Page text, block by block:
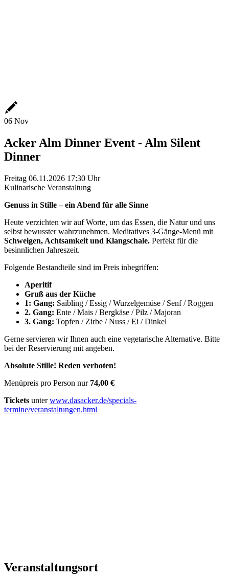
06 Nov
Acker Alm Dinner Event - Alm Silent
Dinner
Freitag 06.11.2026 17:30 Uhr
Kulinarische Veranstaltung
Genuss in Stille – ein Abend für alle Sinne
Heute verzichten wir auf Worte, um das Essen, die Natur und uns
selbst bewusster wahrzunehmen. Meditatives 3-Gänge-Menü mit
Schweigen, Achtsamkeit und Klangschale. Perfekt für die
besinnlichen Jahreszeit.
Folgende Bestandteile sind im Preis inbegriffen:
Aperitif
Gruß aus der Küche
1: Gang: Saibling / Essig / Wurzelgemüse / Senf / Roggen
2. Gang: Ente / Mais / Bergkäse / Pilz / Majoran
3. Gang: Topfen / Zirbe / Nuss / Ei / Dinkel
Gerne servieren wir Ihnen auch eine vegetarische Alternative. Bitte
bei der Reservierung mit angeben.
Absolute Stille! Reden verboten!
Menüpreis pro Person nur 74,00 €
Tickets unterwww.dasacker.de/specials-
termine/veranstaltungen.html
Veranstaltungsort